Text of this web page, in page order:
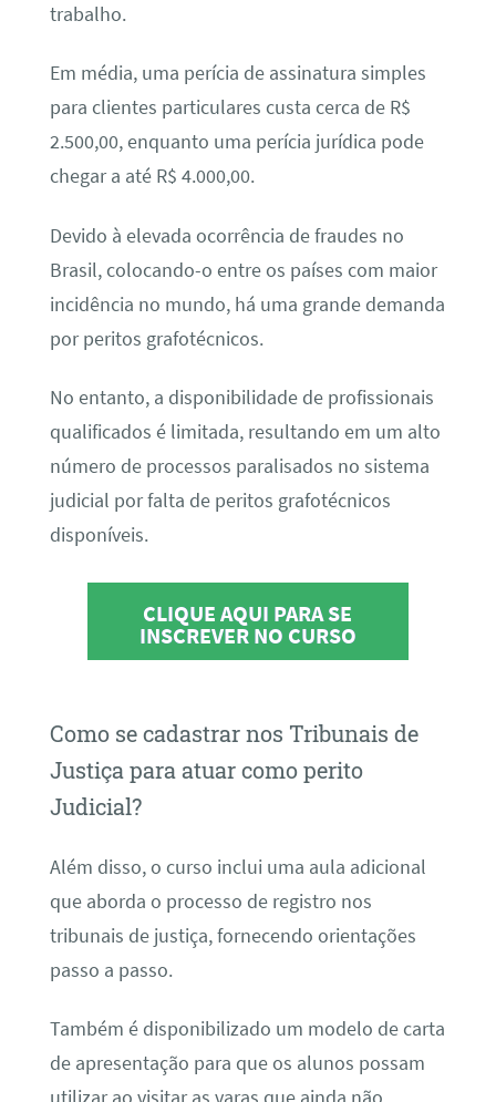
trabalho.
Em média, uma perícia de assinatura simples
para clientes particulares custa cerca de R$
2.500,00, enquanto uma perícia jurídica pode
chegar a até R$ 4.000,00.
Devido à elevada ocorrência de fraudes no
Brasil, colocando-o entre os países com maior
incidência no mundo, há uma grande demanda
por peritos grafotécnicos.
No entanto, a disponibilidade de profissionais
qualificados é limitada, resultando em um alto
número de processos paralisados no sistema
judicial por falta de peritos grafotécnicos
disponíveis.
CLIQUE AQUI PARA SE
INSCREVER NO CURSO
Como se cadastrar nos Tribunais de
Justiça para atuar como perito
Judicial?
Além disso, o curso inclui uma aula adicional
que aborda o processo de registro nos
tribunais de justiça, fornecendo orientações
passo a passo.
Também é disponibilizado um modelo de carta
de apresentação para que os alunos possam